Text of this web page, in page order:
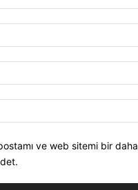
ve web sitemi bir